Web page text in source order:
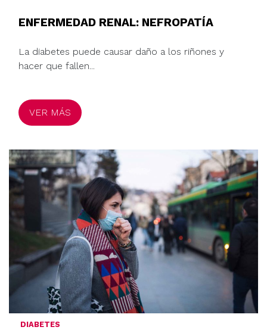
ENFERMEDAD RENAL: NEFROPATÍA
La diabetes puede causar daño a los riñones y
hacer que fallen...
VER MÁS
DIABETES